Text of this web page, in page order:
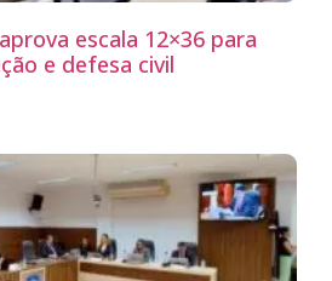
escala 12×36 para
e defesa civil